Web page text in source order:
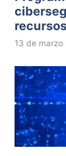
recursos
13 de